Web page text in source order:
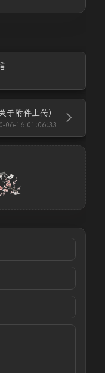
于附件上传）
06-16 01:06:33